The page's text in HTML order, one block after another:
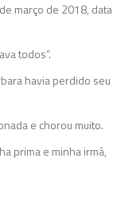
março de 2018, data
todos”.
havia perdido seu
e chorou muito.
prima e minha irmã,